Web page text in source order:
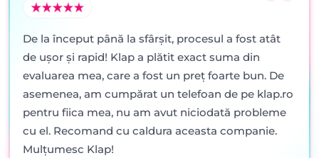
De la început până la sfârșit, procesul a fost atât
de ușor și rapid! Klap a plătit exact suma din
evaluarea mea, care a fost un preț foarte bun. De
asemenea, am cumpărat un telefoan de pe klap.ro
pentru fiica mea, nu am avut niciodată probleme
cu el. Recomand cu caldura aceasta companie.
Mulțumesc Klap!